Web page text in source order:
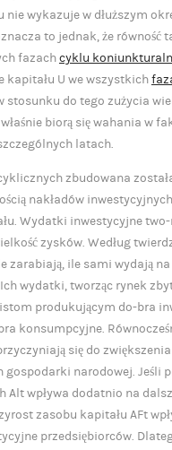
nie wykazuje w dłuższym
to jednak, że równość
fazachcyklu
kapitału U we wszystkich
stosunku do tego zużycia
biorą się wahania w
latach.
zbudowana
nakładów
Wydatki inwestycyjne
zysków. Według
zarabiają, ile sami wydają na
wydatki, tworząc rynek
produkującym do-bra
konsumpcyjne.
się do
gospodarki narodowej. Jeśli
Alt wpływa dodatnio na
zasobu kapitału AFt
przedsiębiorców.